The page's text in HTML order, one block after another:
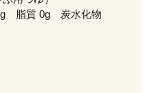
脂質 0g 炭水化物